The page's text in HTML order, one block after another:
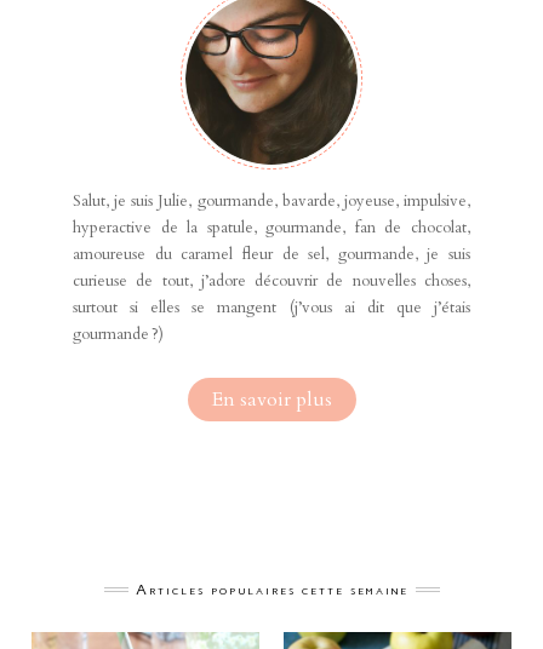
Salut, je suis Julie, gourmande, bavarde, joyeuse, impulsive,
hyperactive de la spatule, gourmande, fan de chocolat,
amoureuse du caramel fleur de sel, gourmande, je suis
curieuse de tout, j’adore découvrir de nouvelles choses,
surtout si elles se mangent (j’vous ai dit que j’étais
gourmande ?)
En savoir plus
Articles populaires cette semaine